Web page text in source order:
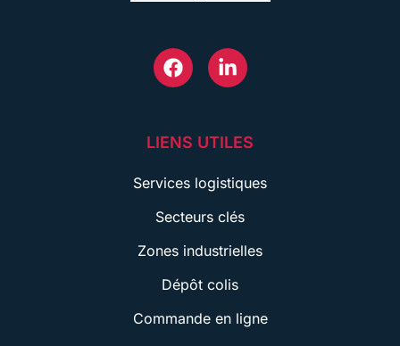
LIENS UTILES
Services logistiques
Secteurs clés
Zones industrielles
Dépôt colis
Commande en ligne